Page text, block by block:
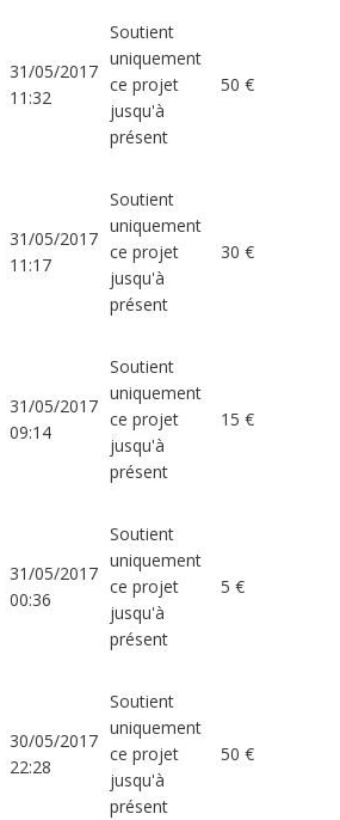
31/05/2017
11:32
Soutient
uniquement
ce projet
jusqu'à
présent
50 €
31/05/2017
11:17
Soutient
uniquement
ce projet
jusqu'à
présent
30 €
31/05/2017
09:14
Soutient
uniquement
ce projet
jusqu'à
présent
15 €
31/05/2017
00:36
Soutient
uniquement
ce projet
jusqu'à
présent
5 €
30/05/2017
22:28
Soutient
uniquement
ce projet
jusqu'à
présent
50 €